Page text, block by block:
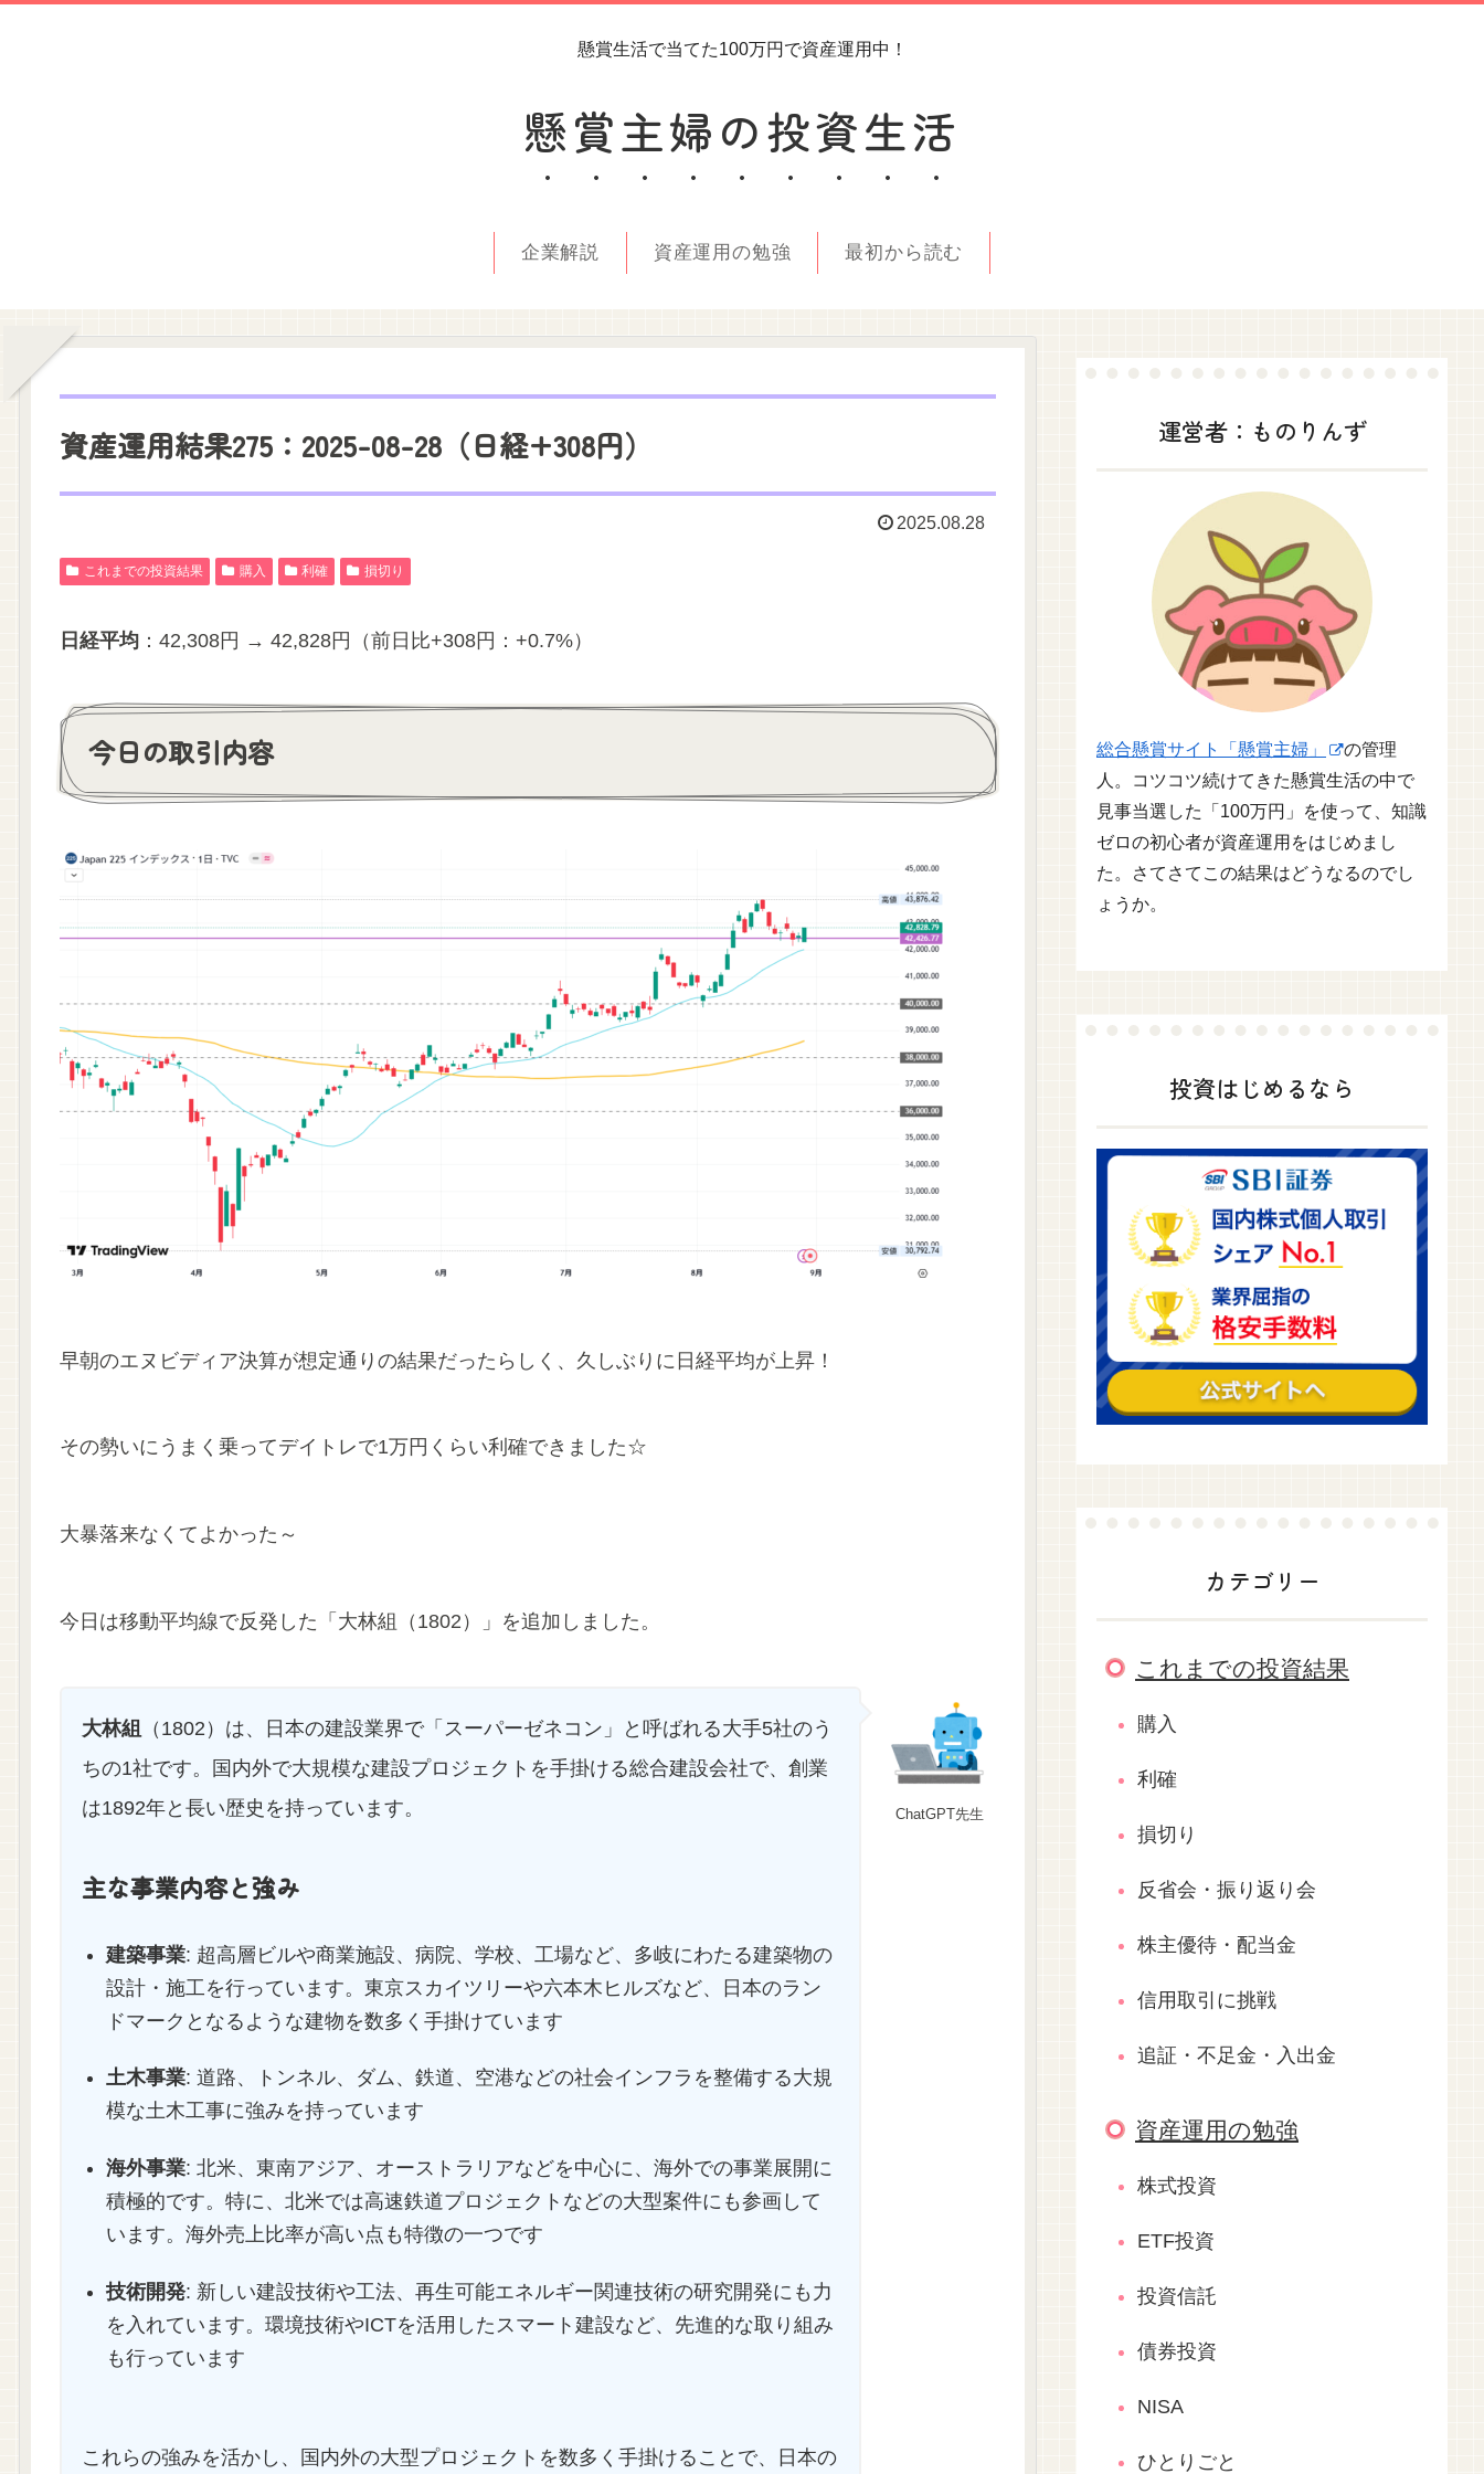
懸賞生活で当てた100万円で資産運用中！
懸賞主婦の投資生活
企業解説 資産運用の勉強 最初から読む
資産運用結果275：2025-08-28（日経+308円）
2025.08.28
これまでの投資結果 購入 利確 損切り
日経平均 ：42,308円 → 42,828円（前日比+308円：+0.7%）
今日の取引内容
早朝のエヌビディア決算が想定通りの結果だったらしく、久しぶりに日経平均が上昇！
その勢いにうまく乗ってデイトレで1万円くらい利確できました☆
大暴落来なくてよかった～
今日は移動平均線で反発した「大林組（1802）」を追加しました。
ChatGPT先生
大林組
（1802）は、日本の建設業界で「スーパーゼネコン」と呼ばれる大手5社のう
ちの1社です。国内外で大規模な建設プロジェクトを手掛ける総合建設会社で、創業
は1892年と長い歴史を持っています。
主な事業内容と強み
建築事業: 超高層ビルや商業施設、病院、学校、工場など、多岐にわたる建築物の
設計・施工を行っています。東京スカイツリーや六本木ヒルズなど、日本のラン
ドマークとなるような建物を数多く手掛けています
土木事業: 道路、トンネル、ダム、鉄道、空港などの社会インフラを整備する大規
模な土木工事に強みを持っています
海外事業: 北米、東南アジア、オーストラリアなどを中心に、海外での事業展開に
積極的です。特に、北米では高速鉄道プロジェクトなどの大型案件にも参画して
います。海外売上比率が高い点も特徴の一つです
技術開発: 新しい建設技術や工法、再生可能エネルギー関連技術の研究開発にも力
を入れています。環境技術やICTを活用したスマート建設など、先進的な取り組み
も行っています
これらの強みを活かし、国内外の大型プロジェクトを数多く手掛けることで、日本の
運営者：ものりんず
総合懸賞サイト「懸賞主婦」
の管理
人。コツコツ続けてきた懸賞生活の中で
見事当選した「100万円」を使って、知識
ゼロの初心者が資産運用をはじめまし
た。さてさてこの結果はどうなるのでし
ょうか。
投資はじめるなら
カテゴリー
これまでの投資結果
購入
利確
損切り
反省会・振り返り会
株主優待・配当金
信用取引に挑戦
追証・不足金・入出金
資産運用の勉強
株式投資
ETF投資
投資信託
債券投資
NISA
ひとりごと